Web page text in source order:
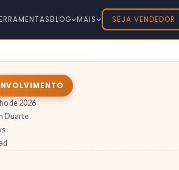
BLOG MAIS SEJA VENDEDOR
de 2026
Duarte